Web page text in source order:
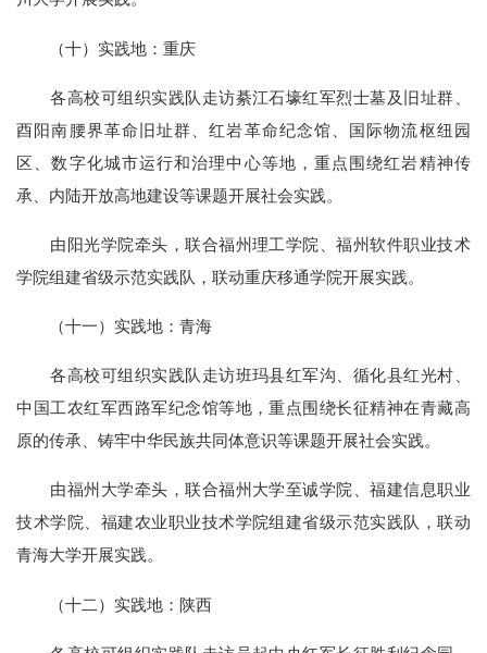
（十）实践地：重庆
各高校可组织实践队走访綦江石壕红军烈士墓及旧址群、
酉阳南腰界革命旧址群、红岩革命纪念馆、国际物流枢纽园
区、数字化城市运行和治理中心等地，重点围绕红岩精神传
承、内陆开放高地建设等课题开展社会实践。
由阳光学院牵头，联合福州理工学院、福州软件职业技术
学院组建省级示范实践队，联动重庆移通学院开展实践。
（十一）实践地：青海
各高校可组织实践队走访班玛县红军沟、循化县红光村、
中国工农红军西路军纪念馆等地，重点围绕长征精神在青藏高
原的传承、铸牢中华民族共同体意识等课题开展社会实践。
由福州大学牵头，联合福州大学至诚学院、福建信息职业
技术学院、福建农业职业技术学院组建省级示范实践队，联动
青海大学开展实践。
（十二）实践地：陕西